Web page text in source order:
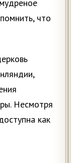
что
Несмотря
как